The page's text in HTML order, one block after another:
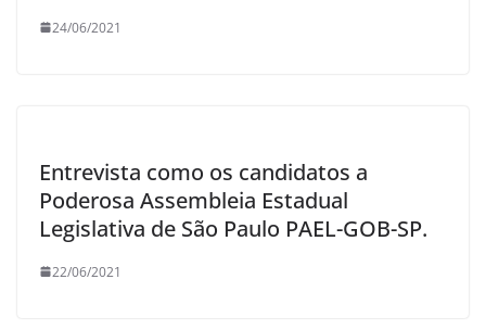
24/06/2021
Entrevista como os candidatos a
Poderosa Assembleia Estadual
Legislativa de São Paulo PAEL-GOB-SP.
22/06/2021